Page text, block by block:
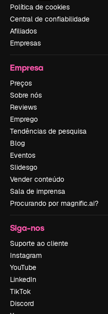
Política de cookies
Central de confiabilidade
Afiliados
Empresas
Empresa
Preços
Sobre nós
Reviews
Emprego
Tendências de pesquisa
Blog
Eventos
Slidesgo
Vender conteúdo
Sala de imprensa
Procurando por magnific.ai?
Siga-nos
Suporte ao cliente
Instagram
YouTube
LinkedIn
TikTok
Discord